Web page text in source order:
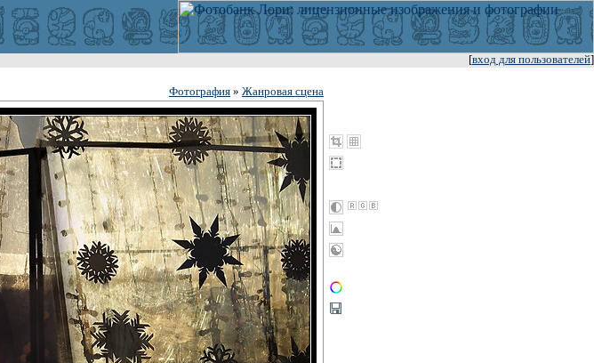
[вход для пользователей]
Фотография » Жанровая сцена